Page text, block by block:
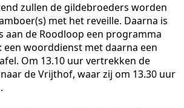
zullen de gildebroeders worden
met het reveille. Daarna is
aan de Roodloop een programma
woorddienst met daarna een
Om 13.10 uur vertrekken de
de Vrijthof, waar zij om 13.30 uur